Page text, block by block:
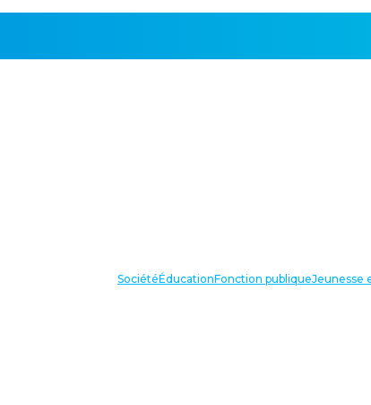
SociétéÉducationFonction publiqueJeunesse